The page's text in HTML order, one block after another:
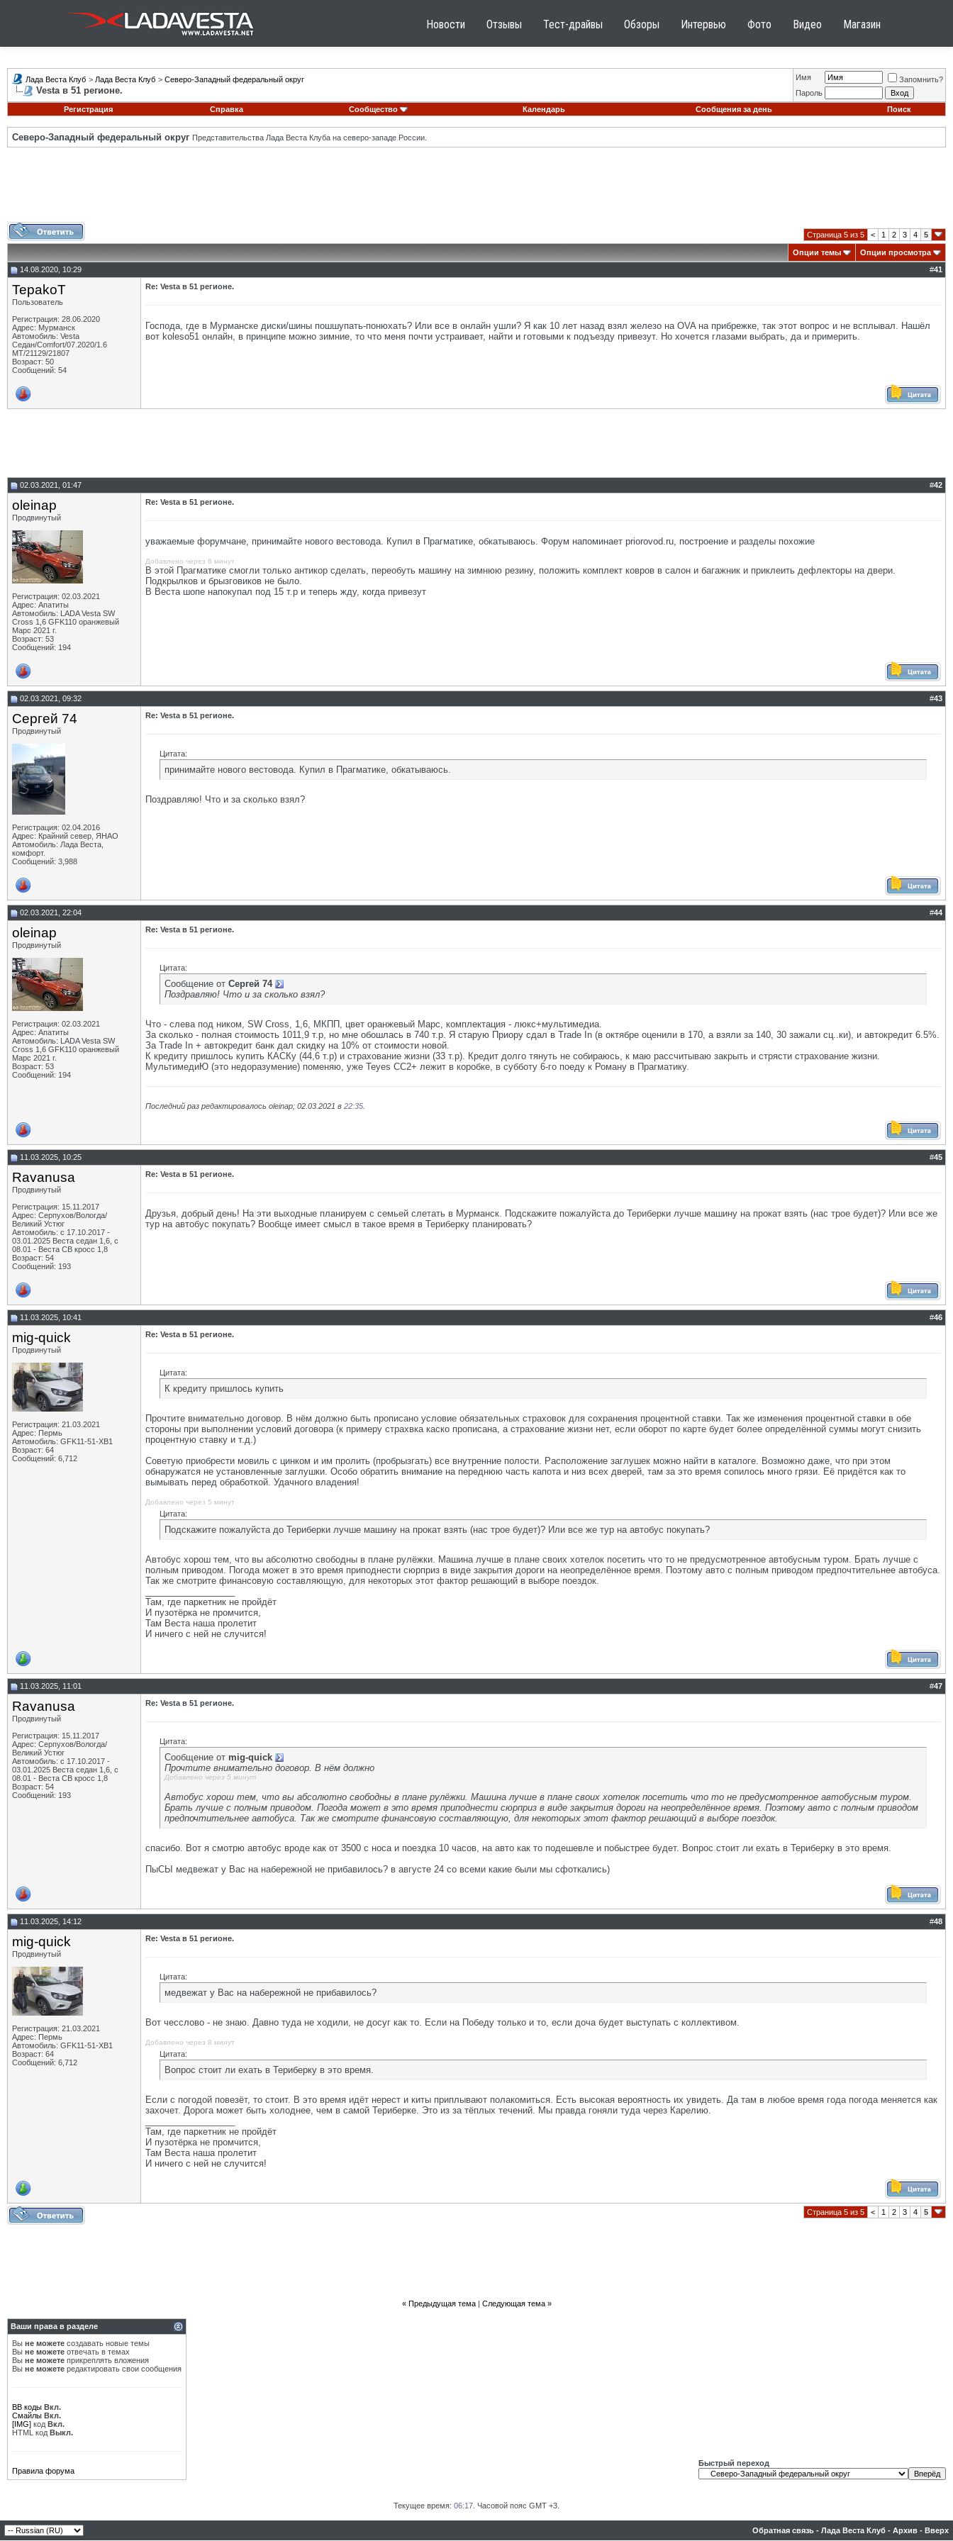
Новости Отзывы Тест-драйвы Обзоры Интервью Фото Видео Магазин
Лада Веста Клуб > Лада Веста Клуб > Северо-Западный федеральный округ
Vesta в 51 регионе.
Имя
Запомнить?
Пароль
Регистрация
Справка Сообщество Календарь Сообщения за день Поиск
Северо-Западный федеральный округ Представительства Лада Веста Клуба на северо-западе России.
Страница 5 из 5 < 1 2 3 4 5
Опции темы
Опции просмотра
14.08.2020, 10:29
#41
TepakoT
Пользователь
Регистрация: 28.06.2020
Адрес: Мурманск
Автомобиль: Vesta
Седан/Comfort/07.2020/1.6
МТ/21129/21807
Возраст: 50
Сообщений: 54
Re: Vesta в 51 регионе.
Господа, где в Мурманске диски/шины пошшупать-понюхать? Или все в онлайн ушли? Я как 10 лет назад взял железо на OVA на прибрежке, так этот вопрос и не всплывал. Нашёл
вот koleso51 онлайн, в принципе можно зимние, то что меня почти устраивает, найти и готовыми к подъезду привезут. Но хочется глазами выбрать, да и примерить.
02.03.2021, 01:47 #42
oleinap
Продвинутый
Регистрация: 02.03.2021
Адрес: Апатиты
Автомобиль: LADA Vesta SW
Cross 1,6 GFK110 оранжевый
Марс 2021 г.
Возраст: 53
Сообщений: 194
Re: Vesta в 51 регионе.
уважаемые форумчане, принимайте нового вестовода. Купил в Прагматике, обкатываюсь. Форум напоминает priorovod.ru, построение и разделы похожие
Добавлено через 6 минут
В этой Прагматике смогли только антикор сделать, переобуть машину на зимнюю резину, положить комплект ковров в салон и багажник и приклеить дефлекторы на двери.
Подкрылков и брызговиков не было.
В Веста шопе напокупал под 15 т.р и теперь жду, когда привезут
02.03.2021, 09:32 #43
Сергей 74
Продвинутый
Регистрация: 02.04.2016
Адрес: Крайний север, ЯНАО
Автомобиль: Лада Веста,
комфорт.
Сообщений: 3,988
Re: Vesta в 51 регионе.
Цитата:
принимайте нового вестовода. Купил в Прагматике, обкатываюсь.
Поздравляю! Что и за сколько взял?
02.03.2021, 22:04 #44
oleinap
Продвинутый
Регистрация: 02.03.2021
Адрес: Апатиты
Автомобиль: LADA Vesta SW
Cross 1,6 GFK110 оранжевый
Марс 2021 г.
Возраст: 53
Сообщений: 194
Re: Vesta в 51 регионе.
Цитата:
Сообщение от Сергей 74
Поздравляю! Что и за сколько взял?
Что - слева под ником, SW Cross, 1,6, МКПП, цвет оранжевый Марс, комплектация - люкс+мультимедиа.
За сколько - полная стоимость 1011,9 т.р, но мне обошлась в 740 т.р. Я старую Приору сдал в Trade In (в октябре оценили в 170, а взяли за 140, 30 зажали сц..ки), и автокредит 6.5%.
За Trade In + автокредит банк дал скидку на 10% от стоимости новой.
К кредиту пришлось купить КАСКу (44,6 т.р) и страхование жизни (33 т.р). Кредит долго тянуть не собираюсь, к маю рассчитываю закрыть и стрясти страхование жизни.
МультимедиЮ (это недоразумение) поменяю, уже Teyes СС2+ лежит в коробке, в субботу 6-го поеду к Роману в Прагматику.
Последний раз редактировалось oleinap; 02.03.2021 в 22:35
11.03.2025, 10:25 #45
Ravanusa
Продвинутый
Регистрация: 15.11.2017
Адрес: Серпухов/Вологда/
Великий Устюг
Автомобиль: с 17.10.2017 -
03.01.2025 Веста седан 1,6, с
08.01 - Веста СВ кросс 1,8
Возраст: 54
Сообщений: 193
Re: Vesta в 51 регионе.
Друзья, добрый день! На эти выходные планируем с семьей слетать в Мурманск. Подскажите пожалуйста до Териберки лучше машину на прокат взять (нас трое будет)? Или все же
тур на автобус покупать? Вообще имеет смысл в такое время в Териберку планировать?
11.03.2025, 10:41 #46
mig-quick
Продвинутый
Регистрация: 21.03.2021
Адрес: Пермь
Автомобиль: GFK11-51-ХВ1
Возраст: 64
Сообщений: 6,712
Re: Vesta в 51 регионе.
Цитата:
К кредиту пришлось купить
Прочтите внимательно договор. В нём должно быть прописано условие обязательных страховок для сохранения процентной ставки. Так же изменения процентной ставки в обе
стороны при выполнении условий договора (к примеру страхвка каско прописана, а страхование жизни нет, если оборот по карте будет более определённой суммы могут снизить
процентную ставку и т.д.)
Советую приобрести мовиль с цинком и им пролить (пробрызгать) все внутренние полости. Расположение заглушек можно найти в каталоге. Возможно даже, что при этом
обнаружатся не установленные заглушки. Особо обратить внимание на переднюю часть капота и низ всех дверей, там за это время сопилось много грязи. Её придётся как то
вымывать перед обработкой. Удачного владения!
Добавлено через 5 минут
Цитата:
Подскажите пожалуйста до Териберки лучше машину на прокат взять (нас трое будет)? Или все же тур на автобус покупать?
Автобус хорош тем, что вы абсолютно свободны в плане рулёжки. Машина лучше в плане своих хотелок посетить что то не предусмотренное автобусным туром. Брать лучше с
полным приводом. Погода может в это время приподнести сюрприз в виде закрытия дороги на неопределённое время. Поэтому авто с полным приводом предпочтительнее автобуса.
Так же смотрите финансовую составляющую, для некоторых этот фактор решающий в выборе поездок.
Там, где паркетник не пройдёт
И пузотёрка не промчится,
Там Веста наша пролетит
И ничего с ней не случится!
11.03.2025, 11:01 #47
Ravanusa
Продвинутый
Регистрация: 15.11.2017
Адрес: Серпухов/Вологда/
Великий Устюг
Автомобиль: с 17.10.2017 -
03.01.2025 Веста седан 1,6, с
08.01 - Веста СВ кросс 1,8
Возраст: 54
Сообщений: 193
Re: Vesta в 51 регионе.
Цитата:
Сообщение от mig-quick
Прочтите внимательно договор. В нём должно
Добавлено через 5 минут
Автобус хорош тем, что вы абсолютно свободны в плане рулёжки. Машина лучше в плане своих хотелок посетить что то не предусмотренное автобусным туром.
Брать лучше с полным приводом. Погода может в это время приподнести сюрприз в виде закрытия дороги на неопределённое время. Поэтому авто с полным приводом
предпочтительнее автобуса. Так же смотрите финансовую составляющую, для некоторых этот фактор решающий в выборе поездок.
спасибо. Вот я смотрю автобус вроде как от 3500 с носа и поездка 10 часов, на авто как то подешевле и побыстрее будет. Вопрос стоит ли ехать в Териберку в это время.
ПыСЫ медвежат у Вас на набережной не прибавилось? в августе 24 со всеми какие были мы сфоткались)
11.03.2025, 14:12 #48
mig-quick
Продвинутый
Регистрация: 21.03.2021
Адрес: Пермь
Автомобиль: GFK11-51-ХВ1
Возраст: 64
Сообщений: 6,712
Re: Vesta в 51 регионе.
Цитата:
медвежат у Вас на набережной не прибавилось?
Вот чесслово - не знаю. Давно туда не ходили, не досуг как то. Если на Победу только и то, если доча будет выступать с коллективом.
Добавлено через 8 минут
Цитата:
Вопрос стоит ли ехать в Териберку в это время.
Если с погодой повезёт, то стоит. В это время идёт нерест и киты приплывают полакомиться. Есть высокая вероятность их увидеть. Да там в любое время года погода меняется как
захочет. Дорога может быть холоднее, чем в самой Териберке. Это из за тёплых течений. Мы правда гоняли туда через Карелию.
Там, где паркетник не пройдёт
И пузотёрка не промчится,
Там Веста наша пролетит
И ничего с ней не случится!
Страница 5 из 5 < 1 2 3 4 5
« Предыдущая тема| Следующая тема »
Ваши права в разделе
Вы не можете создавать новые темы
Вы не можете отвечать в темах
Вы не можете прикреплять вложения
Вы не можете редактировать свои сообщения
BB коды Вкл.
Смайлы Вкл.
[IMG] код Вкл.
HTML код Выкл.
Правила форума
Быстрый переход
Текущее время: 06:17 . Часовой пояс GMT +3.
Обратная связь - Лада Веста Клуб - Архив - Вверх